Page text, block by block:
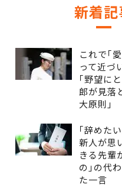
新着記
これで｢
って近づ
｢野望に
郎が見落
大原則｣
｢辞めた
新人が思
きる先輩
の｣の代
た一言